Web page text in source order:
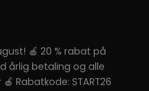
🍎 20 % rabat på
årlig betaling og alle
Rabatkode: START26